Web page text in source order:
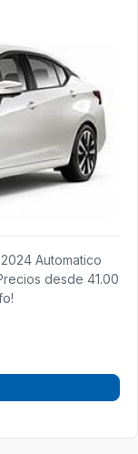
Automatico
desde 41.00